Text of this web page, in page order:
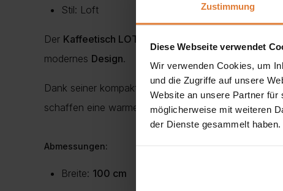
Zustimmung
Diese Webseite verwendet
Wir verwenden Cookies, um
und die Zugriffe auf unsere
Website an unsere Partner für
möglicherweise mit weiteren
der Dienste gesammelt haben.
Stil: Loft
Der Kaffeetisch LOTTI L11
modernes Design.
Dank seiner kompakten Maße von
schaffen eine warme und stilvolle Atmosphäre.
Abmessungen:
Breite: 100 cm